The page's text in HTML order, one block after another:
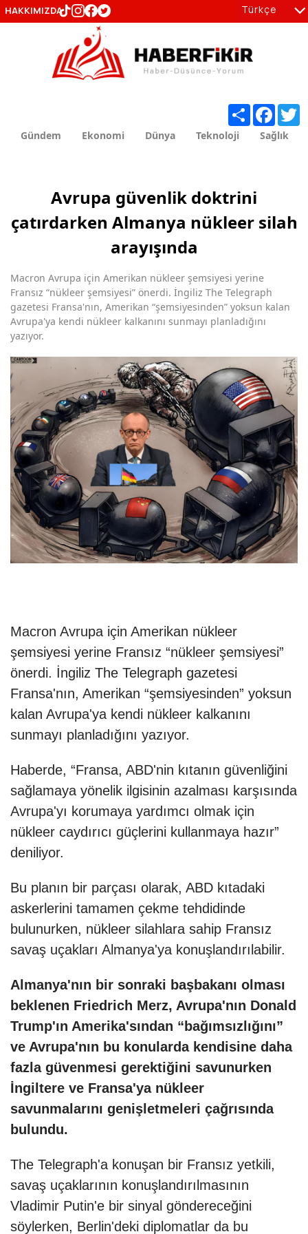
Gündem Ekonomi Dünya Teknoloji Sağlık
Avrupa güvenlik doktrini
çatırdarken Almanya nükleer silah
arayışında
Macron Avrupa için Amerikan nükleer şemsiyesi yerine
Fransız “nükleer şemsiyesi” önerdi. İngiliz The Telegraph
gazetesi Fransa'nın, Amerikan “şemsiyesinden” yoksun kalan
Avrupa'ya kendi nükleer kalkanını sunmayı planladığını
yazıyor.
Macron Avrupa için Amerikan nükleer
şemsiyesi yerine Fransız “nükleer şemsiyesi”
önerdi. İngiliz The Telegraph gazetesi
Fransa'nın, Amerikan “şemsiyesinden” yoksun
kalan Avrupa'ya kendi nükleer kalkanını
sunmayı planladığını yazıyor.
Haberde, “Fransa, ABD'nin kıtanın güvenliğini
sağlamaya yönelik ilgisinin azalması karşısında
Avrupa'yı korumaya yardımcı olmak için
nükleer caydırıcı güçlerini kullanmaya hazır”
deniliyor.
Bu planın bir parçası olarak, ABD kıtadaki
askerlerini tamamen çekme tehdidinde
bulunurken, nükleer silahlara sahip Fransız
savaş uçakları Almanya'ya konuşlandırılabilir.
Almanya'nın bir sonraki başbakanı olması
beklenen Friedrich Merz, Avrupa'nın Donald
Trump'ın Amerika'sından “bağımsızlığını”
ve Avrupa'nın bu konularda kendisine daha
fazla güvenmesi gerektiğini savunurken
İngiltere ve Fransa'ya nükleer
savunmalarını genişletmeleri çağrısında
bulundu.
The Telegraph'a konuşan bir Fransız yetkili,
savaş uçaklarının konuşlandırılmasının
Vladimir Putin'e bir sinyal göndereceğini
söylerken, Berlin'deki diplomatlar da bu
Share
Türkçe
en
HAKKIMIZDA